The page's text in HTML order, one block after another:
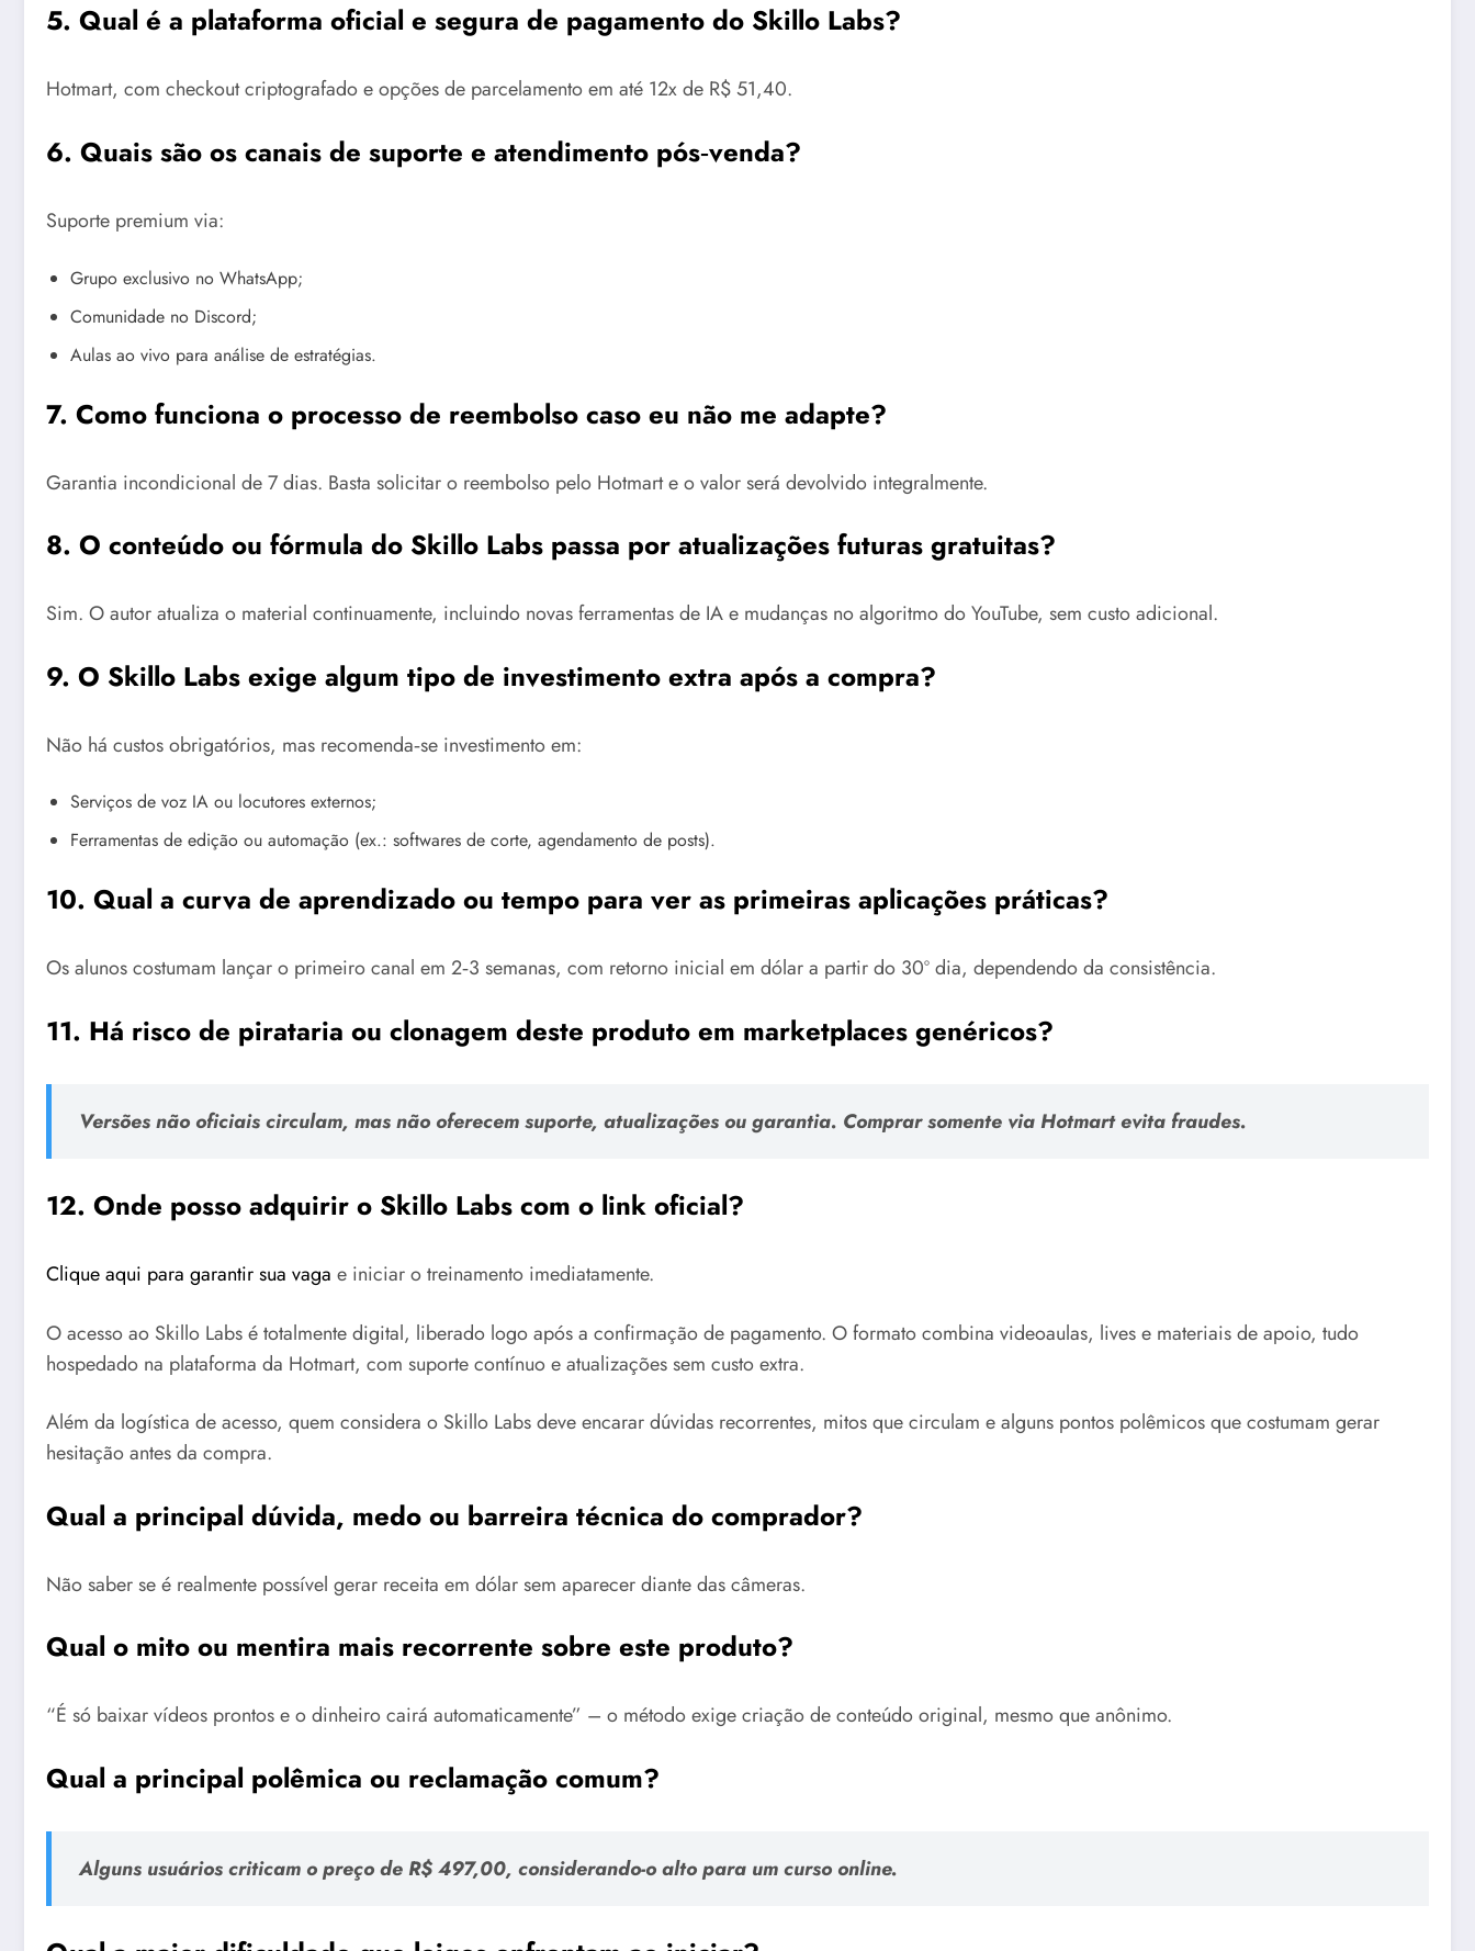
5. Qual é a plataforma oficial e segura de pagamento do Skillo Labs?
Hotmart, com checkout criptografado e opções de parcelamento em até 12x de R$ 51,40.
6. Quais são os canais de suporte e atendimento pós‑venda?
Suporte premium via:
Grupo exclusivo no WhatsApp;
Comunidade no Discord;
Aulas ao vivo para análise de estratégias.
7. Como funciona o processo de reembolso caso eu não me adapte?
Garantia incondicional de 7 dias. Basta solicitar o reembolso pelo Hotmart e o valor será devolvido integralmente.
8. O conteúdo ou fórmula do Skillo Labs passa por atualizações futuras gratuitas?
Sim. O autor atualiza o material continuamente, incluindo novas ferramentas de IA e mudanças no algoritmo do YouTube, sem custo adicional.
9. O Skillo Labs exige algum tipo de investimento extra após a compra?
Não há custos obrigatórios, mas recomenda‑se investimento em:
Serviços de voz IA ou locutores externos;
Ferramentas de edição ou automação (ex.: softwares de corte, agendamento de posts).
10. Qual a curva de aprendizado ou tempo para ver as primeiras aplicações práticas?
Os alunos costumam lançar o primeiro canal em 2‑3 semanas, com retorno inicial em dólar a partir do 30º dia, dependendo da consistência.
11. Há risco de pirataria ou clonagem deste produto em marketplaces genéricos?
Versões não oficiais circulam, mas não oferecem suporte, atualizações ou garantia. Comprar somente via Hotmart evita fraudes.
12. Onde posso adquirir o Skillo Labs com o link oficial?
Clique aqui para garantir sua vaga e iniciar o treinamento imediatamente.
O acesso ao Skillo Labs é totalmente digital, liberado logo após a confirmação de pagamento. O formato combina videoaulas, lives e materiais de apoio, tudo
hospedado na plataforma da Hotmart, com suporte contínuo e atualizações sem custo extra.
Além da logística de acesso, quem considera o Skillo Labs deve encarar dúvidas recorrentes, mitos que circulam e alguns pontos polêmicos que costumam gerar
hesitação antes da compra.
Qual a principal dúvida, medo ou barreira técnica do comprador?
Não saber se é realmente possível gerar receita em dólar sem aparecer diante das câmeras.
Qual o mito ou mentira mais recorrente sobre este produto?
“É só baixar vídeos prontos e o dinheiro cairá automaticamente” – o método exige criação de conteúdo original, mesmo que anônimo.
Qual a principal polêmica ou reclamação comum?
Alguns usuários criticam o preço de R$ 497,00, considerando-o alto para um curso online.